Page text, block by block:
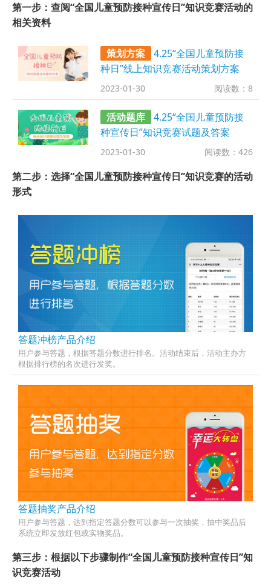
第一步：查阅“全国儿童预防接种宣传日”知识竞赛活动的
相关资料
策划方案
4.25“全国儿童预防接
种日”线上知识竞赛活动策划方案
2023-01-30 阅读数：8
活动题库
4.25“全国儿童预防接
种宣传日”知识竞赛试题及答案
2023-01-30 阅读数：426
第二步：选择“全国儿童预防接种宣传日”知识竞赛的活动
形式
答题冲榜产品介绍
用户参与答题，根据答题分数进行排名。活动结束后，活动主办方
根据排行榜的名次进行发奖。
答题抽奖产品介绍
用户参与答题，达到指定答题分数可以参与一次抽奖，抽中奖品后
系统立即发放红包或实物奖品。
第三步：根据以下步骤制作“全国儿童预防接种宣传日”知
识竞赛活动